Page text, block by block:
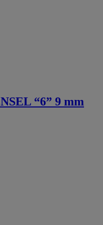
“6” 9 mm